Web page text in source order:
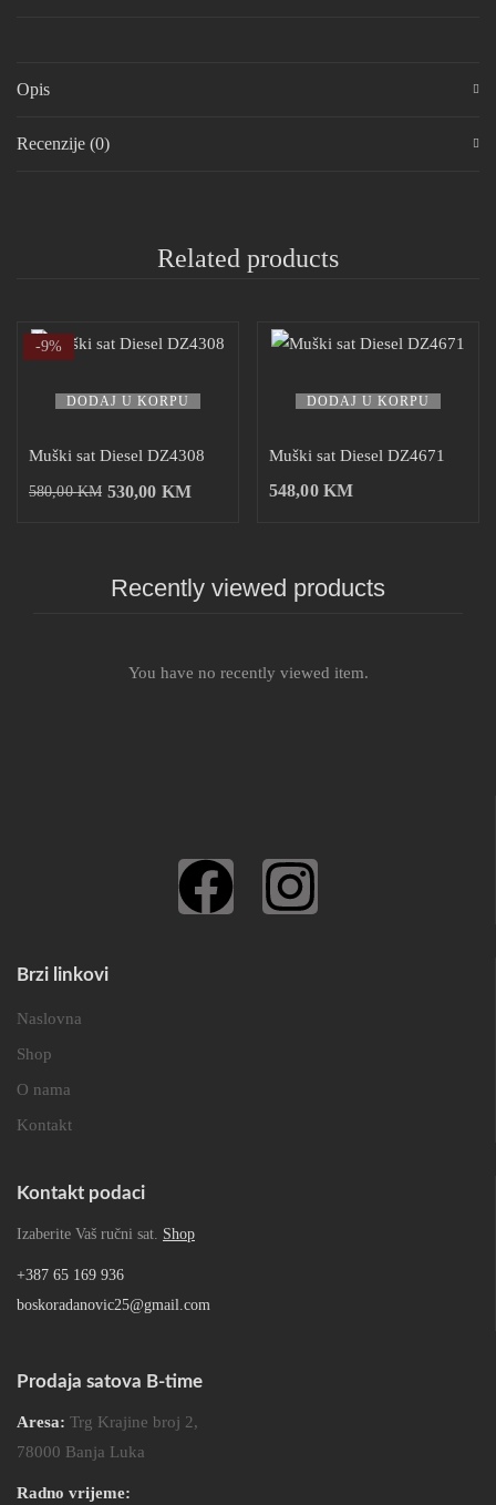
Opis
Recenzije (0)
Related products
DODAJ U KORPU
-9%
Muški sat Diesel DZ4308
580,00KM 530,00 KM
DODAJ U KORPU
Muški sat Diesel DZ4671
548,00 KM
Recently viewed products
You have no recently viewed item.
Brzi linkovi
Naslovna
Shop
O nama
Kontakt
Kontakt podaci
Izaberite Vaš ručni sat. Shop
+387 65 169 936
boskoradanovic25@gmail.com
Prodaja satova B-time
Aresa: Trg Krajine broj 2,
78000 Banja Luka
Radno vrijeme: